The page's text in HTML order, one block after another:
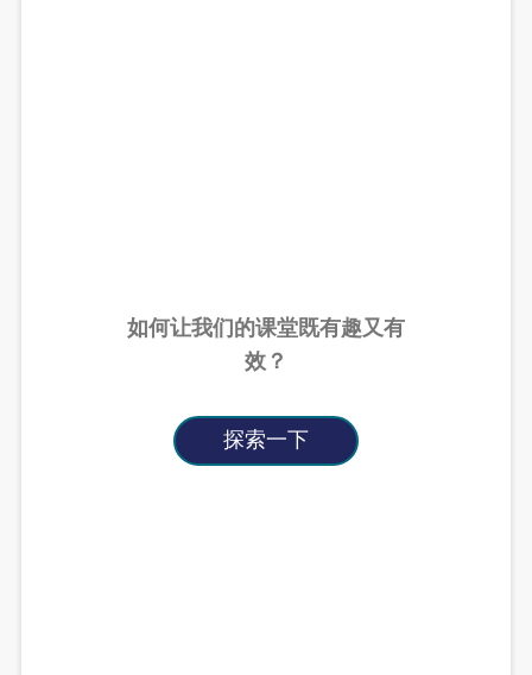
如何让我们的课堂既有趣又有
效？
探索一下